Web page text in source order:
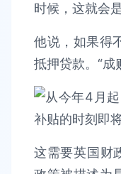
时候，这就会
他说，如果得
抵押贷款。“成
这需要英国财